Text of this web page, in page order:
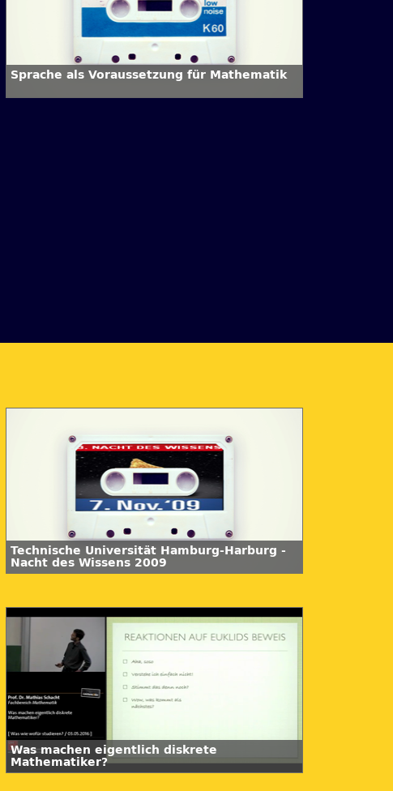
Sprache als Voraussetzung für Mathematik
Technische Universität Hamburg-Harburg -
Nacht des Wissens 2009
Was machen eigentlich diskrete
Mathematiker?